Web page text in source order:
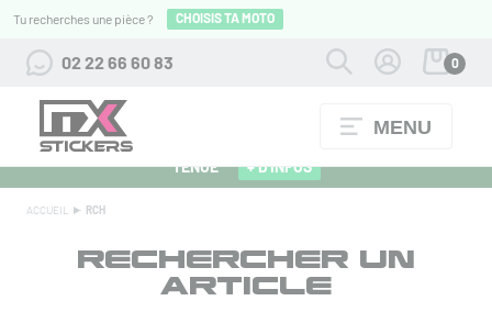
Tu recherches une pièce ? CHOISIS TA MOTO
02 22 66 60 83 0
MENU
ALPINESTARS 27 : FLOCAGE OFFERT POUR L'ACHAT D'UNE
TENUE
+ D'INFOS
ACCUEIL RCH
RECHERCHER UN
ARTICLE